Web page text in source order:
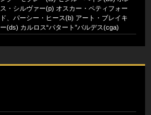
ス・シルヴァー(p) オスカー・ペティフォー
ド、パーシー・ヒース(b) アート・ブレイキ
ー(ds) カルロス“パタート”バルデス(cga)